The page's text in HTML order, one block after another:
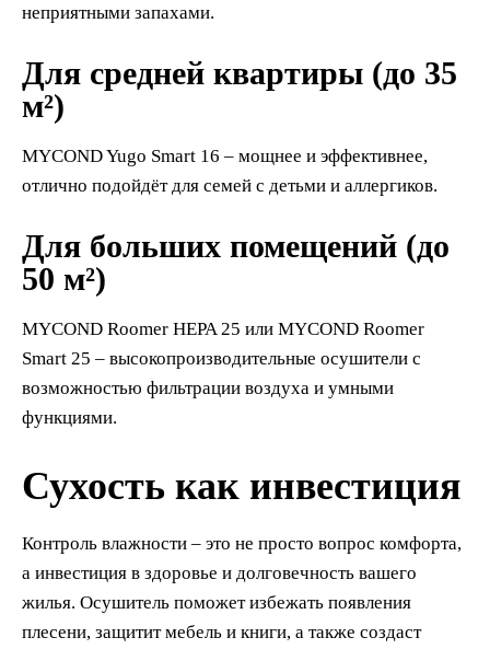
неприятными запахами.
Для средней квартиры (до 35
м²)
MYCOND Yugo Smart 16 – мощнее и эффективнее,
отлично подойдёт для семей с детьми и аллергиков.
Для больших помещений (до
50 м²)
MYCOND Roomer HEPA 25 или MYCOND Roomer
Smart 25 – высокопроизводительные осушители с
возможностью фильтрации воздуха и умными
функциями.
Сухость как инвестиция
Контроль влажности – это не просто вопрос комфорта,
а инвестиция в здоровье и долговечность вашего
жилья. Осушитель поможет избежать появления
плесени, защитит мебель и книги, а также создаст